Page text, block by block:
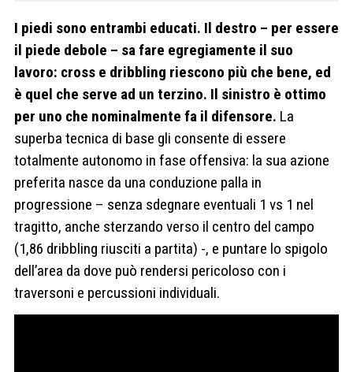
I piedi sono entrambi educati. Il destro – per essere
il piede debole – sa fare egregiamente il suo
lavoro: cross e dribbling riescono più che bene, ed
è quel che serve ad un terzino. Il sinistro è ottimo
per uno che nominalmente fa il difensore. La
superba tecnica di base gli consente di essere
totalmente autonomo in fase offensiva: la sua azione
preferita nasce da una conduzione palla in
progressione – senza sdegnare eventuali 1 vs 1 nel
tragitto, anche sterzando verso il centro del campo
(1,86 dribbling riusciti a partita) -, e puntare lo spigolo
dell’area da dove può rendersi pericoloso con i
traversoni e percussioni individuali.